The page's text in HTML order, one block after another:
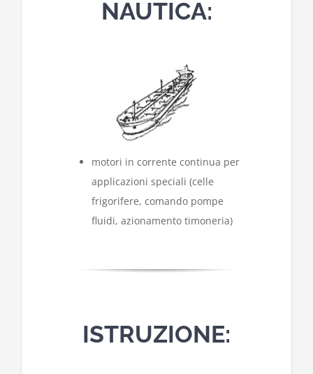
NAUTICA:
motori in corrente continua per
applicazioni speciali (celle
frigorifere, comando pompe
fluidi, azionamento timoneria)
ISTRUZIONE: